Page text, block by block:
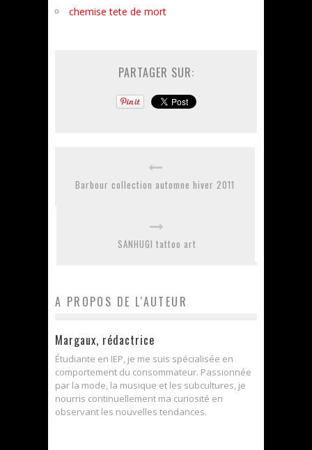
chemise tete de mort
PARTAGER SUR:
Barbour collection automne hiver 2011
SANHUGI tattoo art
A PROPOS DE L'AUTEUR
Margaux, rédactrice
Étudiante en IEP, je me suis spécialisée en
comportement du consommateur. Passionnée
par la mode, la musique et les subcultures, je
nourris continuellement ma curiosité en
observant les nouvelles tendances.